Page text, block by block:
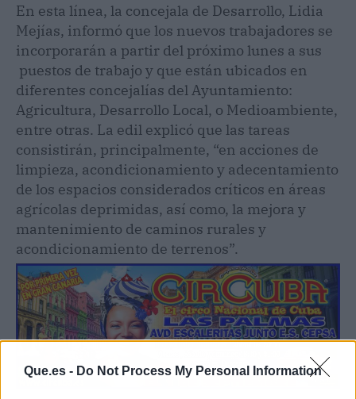
Que.es - Do Not Process My Personal Information
En esta línea, la concejala de Desarrollo, Lidia
Mejías, informó que los nuevos trabajadores se
incorporarán a partir del próximo lunes a sus
puestos de trabajo y que están ubicados en
diferentes concejalías del Ayuntamiento:
Agricultura, Desarrollo Local, o Medioambiente,
entre otras. La edil explicó que las tareas
consistirán, principalmente, “en acciones de
limpieza, acondicionamiento y adecentamiento
de los espacios considerados críticos en áreas
agrícolas deprimidas, así como, la mejora y
mantenimiento de caminos rurales y
acondicionamiento de terrenos”.